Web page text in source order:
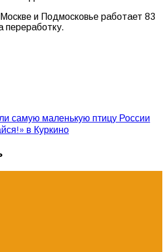
и Подмосковье работает 83
переработку.
самую маленькую птицу России
в Куркино